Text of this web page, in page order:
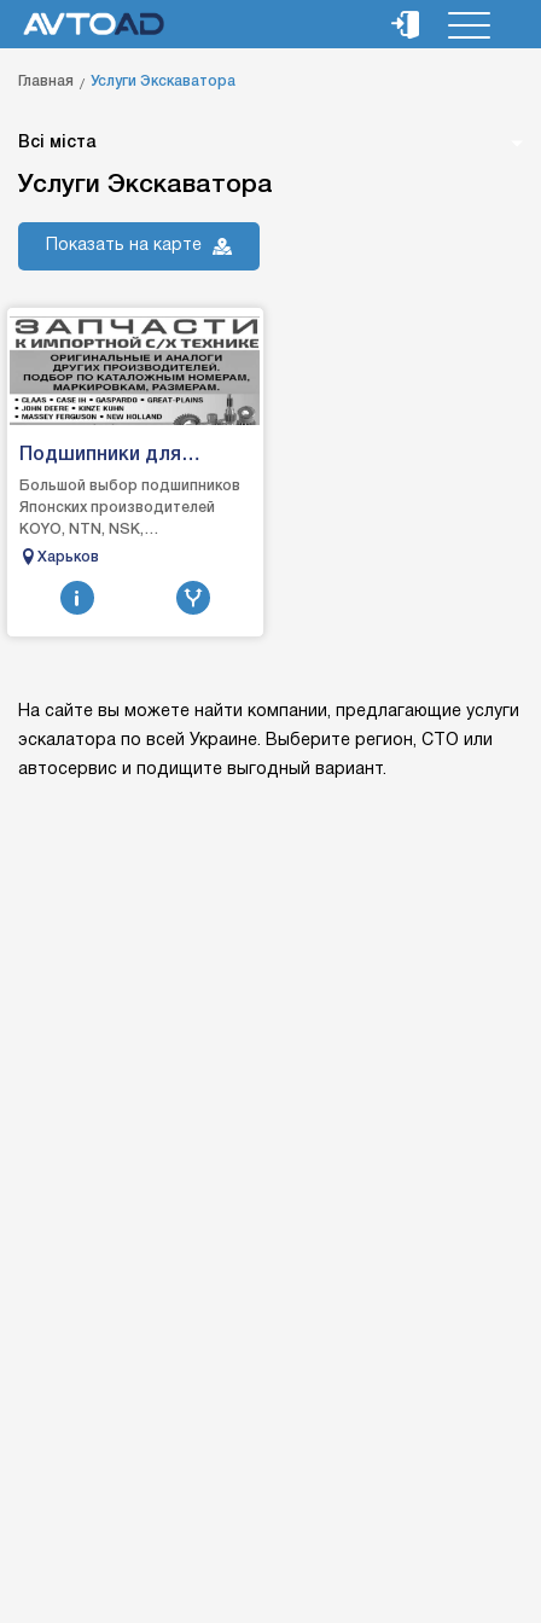
Главная Услуги Экскаватора
Всі міста
Услуги Экскаватора
Показать на карте
Подшипники для
сельхоз техники
Большой выбор подшипников
Японских производителей
KOYO, NTN, NSK,
MACHIсельхоз техника,
почвообработка бороны
диски кул...
Харьков
На сайте вы можете найти компании, предлагающие услуги
эскалатора по всей Украине. Выберите регион, СТО или
автосервис и подищите выгодный вариант.